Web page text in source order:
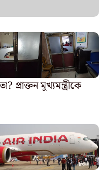
প্রাক্তন মুখ্যমন্ত্রীকে